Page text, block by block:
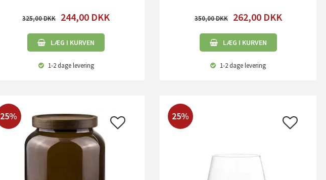
325,00 244,00 DKK
LÆG I KURVEN
1-2 dagelevering
350,00 262,00 DKK
LÆG I KURVEN
1-2 dagelevering
25% 25%